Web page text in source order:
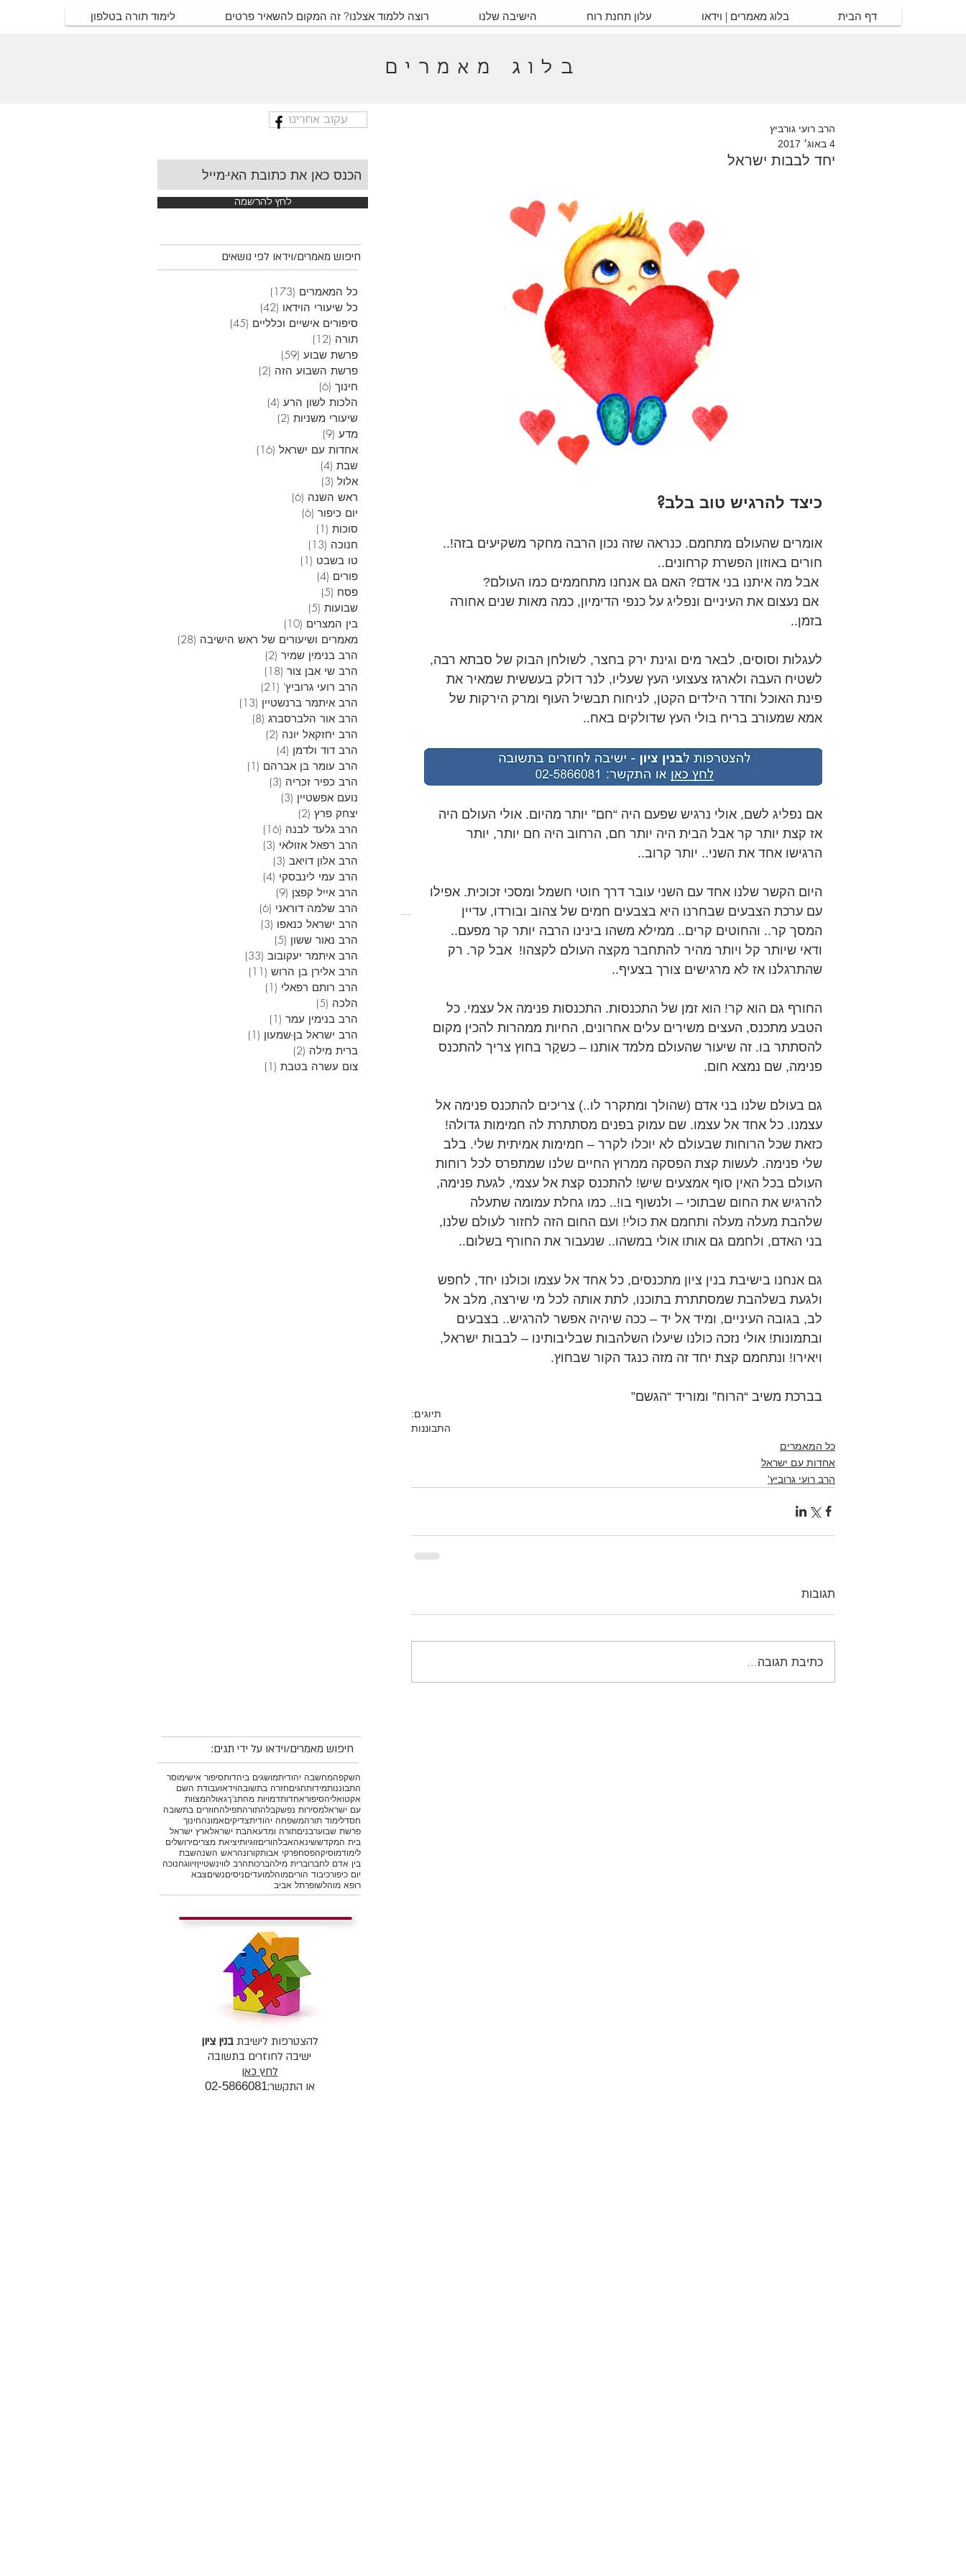
דף הבית בלוג מאמרים | וידאו עלון תחנת רוח הישיבה שלנו רוצה ללמוד אצלנו? זה המקום להשאיר פרטים לימוד תורה בטלפון
בלוג מאמרים
עקוב אחרינו
לחץ להרשמה
חיפוש מאמרים/וידאו לפי נושאים
כל המאמרים (173)
כל שיעורי הוידאו (42)
סיפורים אישיים וכלליים (45)
תורה (12)
פרשת שבוע (59)
פרשת השבוע הזה (2)
חינוך (6)
הלכות לשון הרע (4)
שיעורי משניות (2)
מדע (9)
אחדות עם ישראל (16)
שבת (4)
אלול (3)
ראש השנה (6)
יום כיפור (6)
סוכות (1)
חנוכה (13)
טו בשבט (1)
פורים (4)
פסח (5)
שבועות (5)
בין המצרים (10)
מאמרים ושיעורים של ראש הישיבה (28)
הרב בנימין שמיר (2)
הרב שי אבן צור (18)
הרב רועי גרוביץ' (21)
הרב איתמר ברנשטיין (13)
הרב אור הלברסברג (8)
הרב יחזקאל יונה (2)
הרב דוד ולדמן (4)
הרב עומר בן אברהם (1)
הרב כפיר זכריה (3)
נועם אפשטיין (3)
יצחק פרץ (2)
הרב גלעד לבנה (16)
הרב רפאל אזולאי (3)
הרב אלון דויאב (3)
הרב עמי לינבסקי (4)
הרב אייל קפצן (9)
הרב שלמה דוראני (6)
הרב ישראל כנאפו (3)
הרב נאור ששון (5)
הרב איתמר יעקובוב (33)
הרב אלירן בן הרוש (11)
הרב רותם רפאלי (1)
הלכה (5)
הרב בנימין עמר (1)
הרב ישראל בן-שמעון (1)
ברית מילה (2)
צום עשרה בטבת (1)
יחד לבבות ישראל
הרב רועי גורביץ
4 באוג׳ 2017
כיצד להרגיש טוב בלב?
אומרים שהעולם מתחמם. כנראה שזה נכון הרבה מחקר משקיעים בזה!..
חורים באוזון הפשרת קרחונים..
אם נעצום את העיניים ונפליג על כנפי הדימיון, כמה מאות שנים אחורה
בזמן..
לעגלות וסוסים, לבאר מים וגינת ירק בחצר, לשולחן הבוק של סבתא רבה,
לשטיח העבה ולארגז צעצועי העץ שעליו, לנר דולק בעששית שמאיר את
פינת האוכל וחדר הילדים הקטן, לניחוח תבשיל העוף ומרק הירקות של
אמא שמעורב בריח בולי העץ שדולקים באח..
אם נפליג לשם, אולי נרגיש שפעם היה “חם” יותר מהיום. אולי העולם היה
אז קצת יותר קר אבל הבית היה יותר חם, הרחוב היה חם יותר, יותר
הרגישו אחד את השני.. יותר קרוב..
היום הקשר שלנו אחד עם השני עובר דרך חוטי חשמל ומסכי זכוכית. אפילו
עם ערכת הצבעים שבחרנו היא בצבעים חמים של צהוב ובורדו, עדיין
המסך קר.. והחוטים קרים.. ממילא משהו בינינו הרבה יותר קר מפעם..
ודאי שיותר קל ויותר מהיר להתחבר מקצה העולם לקצהו!  אבל קר. רק
שהתרגלנו אז לא מרגישים צורך בצעיף..
החורף גם הוא קר! הוא זמן של התכנסות. התכנסות פנימה אל עצמי. כל
הטבע מתכנס, העצים משירים עלים אחרונים, החיות ממהרות להכין מקום
להסתתר בו. זה שיעור שהעולם מלמד אותנו – כשקָר בחוץ צריך להתכנס
פנימה, שם נמצא חום.
גם בעולם שלנו בני אדם (שהולך ומתקרר לו..) צריכים להתכנס פנימה אל
עצמנו. כל אחד אל עצמו. שם עמוק בפנים מסתתרת לה חמימות גדולה!
כזאת שכל הרוחות שבעולם לא יוכלו לקרר – חמימות אמיתית שלי. בלב
שלי פנימה. לעשות קצת הפסקה ממרוץ החיים שלנו שמתפרס לכל רוחות
העולם בכל האין סוף אמצעים שיש! להתכנס קצת אל עצמי, לגעת פנימה,
להרגיש את החום שבתוכי – ולנשוף בו!.. כמו גחלת עמומה שתעלה
שלהבת מעלה מעלה ותחמם את כולי! ועם החום הזה לחזור לעולם שלנו,
בני האדם, ולחמם גם אותו אולי במשהו.. שנעבור את החורף בשלום..
גם אנחנו בישיבת בנין ציון מתכנסים, כל אחד אל עצמו וכולנו יחד, לחפש
ולגעת בשלהבת שמסתתרת בתוכנו, לתת אותה לכל מי שירצה, מלב אל
לב, בגובה העיניים, ומיד אל יד – ככה שיהיה אפשר להרגיש.. בצבעים
ובתמונות! אולי נזכה כולנו שיעלו השלהבות שבליבותינו – לבבות ישראל,
ויאירו! ונתחמם קצת יחד זה מזה כנגד הקור שבחוץ.
בברכת משיב “הרוח” ומוריד “הגשם”
תיוגים:
התבוננות
כל המאמרים
אחדות עם ישראל
הרב רועי גרוביץ'
תגובות
כתיבת תגובה...
חיפוש מאמרים/וידאו על ידי תגים:
השקפהמחשבה יהודיתמושגים ביהדותסיפור אישימוסר
התבוננותמידותחגיםחזרה בתשובהוידאועבודת השם
אקטואליהסיפוראחדותדמויות מהתנ"ךגאולהמצוות
עם ישראלמסירות נפשקבלהתורהתפילהחוזרים בתשובה
חסדלימוד תורהמשפחה יהודיתצדיקיםאמונהחינוך
פרשת שבוערבניםתורה ומדעאהבת ישראלארץ ישראל
בית המקדששינאהאבלהוריםזוגיותיציאת מצריםירושלים
לימודמוסיקהפסחפרקי אבותקורונהראש השנהשבת
בין אדם לחברוברית מילהברכותהרב לווינשטייןזיווגחנוכה
יום כיפורכיבוד הוריםמוהלמועדיםניסיםנשיםצבא
רופא מוהלשופרתל אביב
להצטרפות לישיבתבנין ציון
ישיבה לחוזרים בתשובה
לחץ כאן
או התקשר:02-5866081